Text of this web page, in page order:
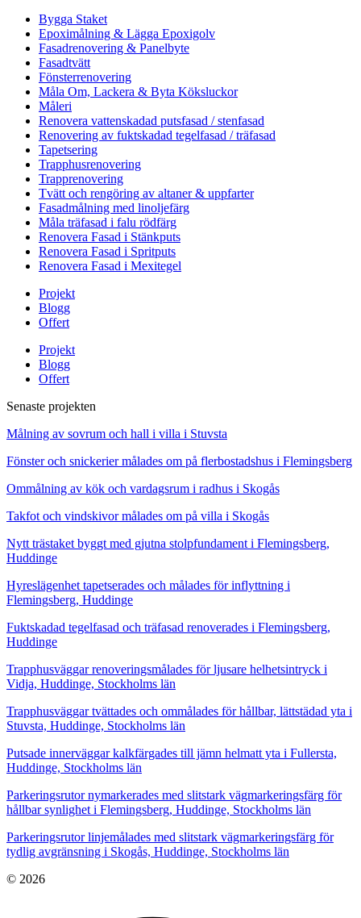
Bygga Staket
Epoximålning & Lägga Epoxigolv
Fasadrenovering & Panelbyte
Fasadtvätt
Fönsterrenovering
Måla Om, Lackera & Byta Köksluckor
Måleri
Renovera vattenskadad putsfasad / stenfasad
Renovering av fuktskadad tegelfasad / träfasad
Tapetsering
Trapphusrenovering
Trapprenovering
Tvätt och rengöring av altaner & uppfarter
Fasadmålning med linoljefärg
Måla träfasad i falu rödfärg
Renovera Fasad i Stänkputs
Renovera Fasad i Spritputs
Renovera Fasad i Mexitegel
Projekt
Blogg
Offert
Projekt
Blogg
Offert
Senaste projekten
Målning av sovrum och hall i villa i Stuvsta
Fönster och snickerier målades om på flerbostadshus i Flemingsberg
Ommålning av kök och vardagsrum i radhus i Skogås
Takfot och vindskivor målades om på villa i Skogås
Nytt trästaket byggt med gjutna stolpfundament i Flemingsberg,
Huddinge
Hyreslägenhet tapetserades och målades för inflyttning i
Flemingsberg, Huddinge
Fuktskadad tegelfasad och träfasad renoverades i Flemingsberg,
Huddinge
Trapphusväggar renoveringsmålades för ljusare helhetsintryck i
Vidja, Huddinge, Stockholms län
Trapphusväggar tvättades och ommålades för hållbar, lättstädad yta i
Stuvsta, Huddinge, Stockholms län
Putsade innerväggar kalkfärgades till jämn helmatt yta i Fullersta,
Huddinge, Stockholms län
Parkeringsrutor nymarkerades med slitstark vägmarkeringsfärg för
hållbar synlighet i Flemingsberg, Huddinge, Stockholms län
Parkeringsrutor linjemålades med slitstark vägmarkeringsfärg för
tydlig avgränsning i Skogås, Huddinge, Stockholms län
© 2026